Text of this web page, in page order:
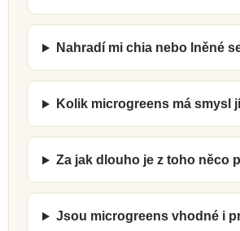
Nahradí mi chia nebo lněné
Kolik microgreens má smysl
Za jak dlouho je z toho něco
Jsou microgreens vhodné i